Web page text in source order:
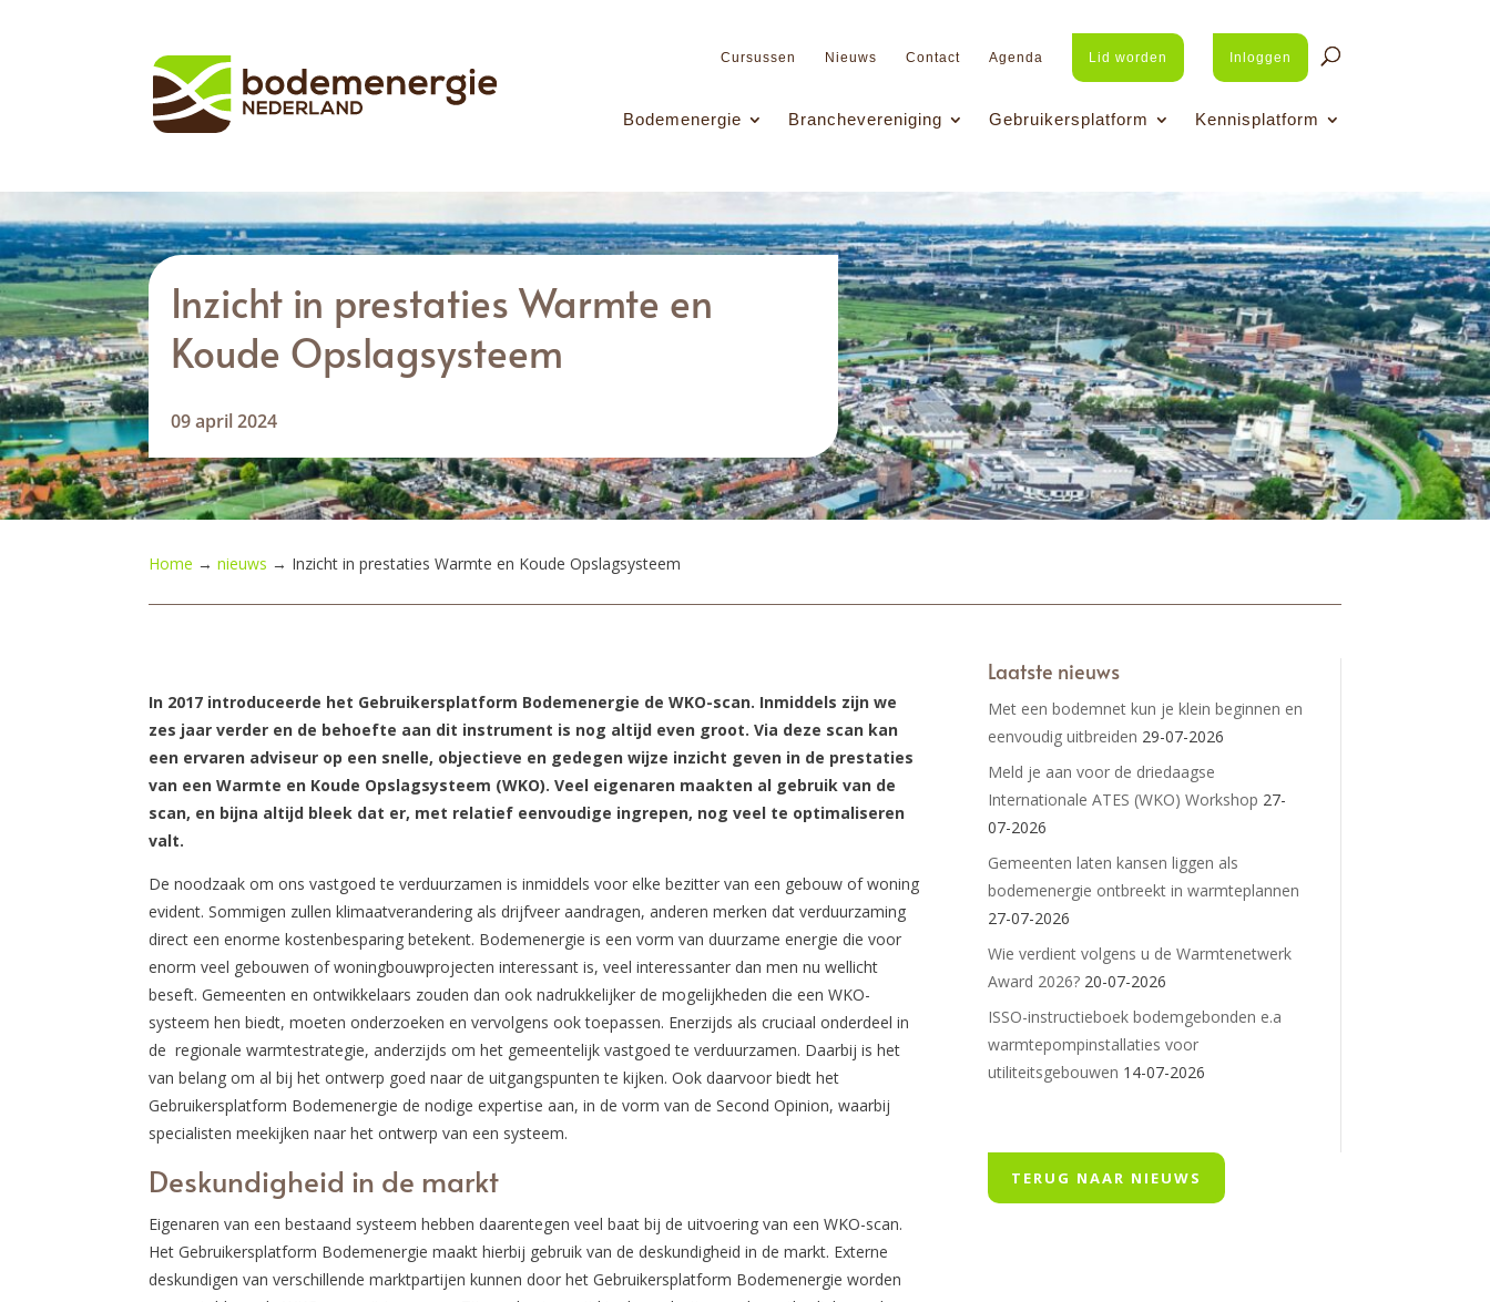
Cursussen Nieuws Contact Agenda Lid worden Inloggen
Bodemenergie Branchevereniging Gebruikersplatform Kennisplatform
Inzicht in prestaties Warmte en
Koude Opslagsysteem
09 april 2024
Home →nieuws → Inzicht in prestaties Warmte en Koude Opslagsysteem
In 2017 introduceerde het Gebruikersplatform Bodemenergie de WKO-scan. Inmiddels zijn we
zes jaar verder en de behoefte aan dit instrument is nog altijd even groot. Via deze scan kan
een ervaren adviseur op een snelle, objectieve en gedegen wijze inzicht geven in de prestaties
van een Warmte en Koude Opslagsysteem (WKO). Veel eigenaren maakten al gebruik van de
scan, en bijna altijd bleek dat er, met relatief eenvoudige ingrepen, nog veel te optimaliseren
valt.
De noodzaak om ons vastgoed te verduurzamen is inmiddels voor elke bezitter van een gebouw of woning
evident. Sommigen zullen klimaatverandering als drijfveer aandragen, anderen merken dat verduurzaming
direct een enorme kostenbesparing betekent. Bodemenergie is een vorm van duurzame energie die voor
enorm veel gebouwen of woningbouwprojecten interessant is, veel interessanter dan men nu wellicht
beseft. Gemeenten en ontwikkelaars zouden dan ook nadrukkelijker de mogelijkheden die een WKO-
systeem hen biedt, moeten onderzoeken en vervolgens ook toepassen. Enerzijds als cruciaal onderdeel in
de regionale warmtestrategie, anderzijds om het gemeentelijk vastgoed te verduurzamen. Daarbij is het
van belang om al bij het ontwerp goed naar de uitgangspunten te kijken. Ook daarvoor biedt het
Gebruikersplatform Bodemenergie de nodige expertise aan, in de vorm van de Second Opinion, waarbij
specialisten meekijken naar het ontwerp van een systeem.
Deskundigheid in de markt
Eigenaren van een bestaand systeem hebben daarentegen veel baat bij de uitvoering van een WKO-scan.
Het Gebruikersplatform Bodemenergie maakt hierbij gebruik van de deskundigheid in de markt. Externe
deskundigen van verschillende marktpartijen kunnen door het Gebruikersplatform Bodemenergie worden
Laatste nieuws
Met een bodemnet kun je klein beginnen en
eenvoudig uitbreiden 29-07-2026
Meld je aan voor de driedaagse
Internationale ATES (WKO) Workshop 27-
07-2026
Gemeenten laten kansen liggen als
bodemenergie ontbreekt in warmteplannen
27-07-2026
Wie verdient volgens u de Warmtenetwerk
Award 2026? 20-07-2026
ISSO-instructieboek bodemgebonden e.a
warmtepompinstallaties voor
utiliteitsgebouwen 14-07-2026
TERUG NAAR NIEUWS